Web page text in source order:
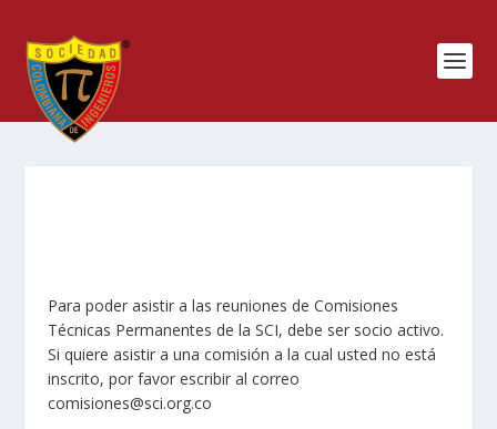
Para poder asistir a las reuniones de Comisiones
Técnicas Permanentes de la SCI, debe ser socio activo.
Si quiere asistir a una comisión a la cual usted no está
inscrito, por favor escribir al correo
comisiones@sci.org.co